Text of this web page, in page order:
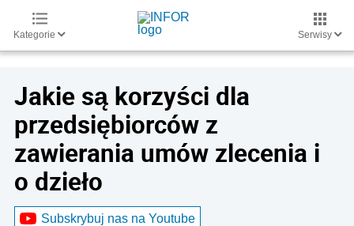
Kategorie Serwisy
Jakie są korzyści dla
przedsiębiorców z
zawierania umów zlecenia i
o dzieło
Subskrybuj nas na Youtube